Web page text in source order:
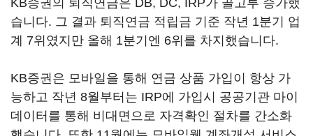
KB증권의 퇴직연금은 DB, DC, IRP가 골고루 증가했
습니다. 그 결과 퇴직연금 적립금 기준 작년 1분기 업
계 7위였지만 올해 1분기엔 6위를 차지했습니다.
KB증권은 모바일을 통해 연금 상품 가입이 항상 가
능하고 작년 8월부터는 IRP에 가입시 공공기관 마이
데이터를 통해 비대면으로 자격확인 절차를 간소화